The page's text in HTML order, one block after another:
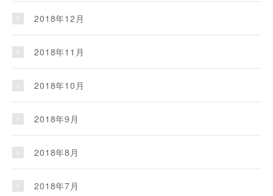
2018年12月
2018年11月
2018年10月
2018年9月
2018年8月
2018年7月